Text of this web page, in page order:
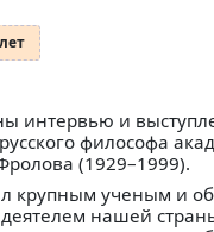
интервью и
философа
(1929–1999).
крупным ученым и
нашей